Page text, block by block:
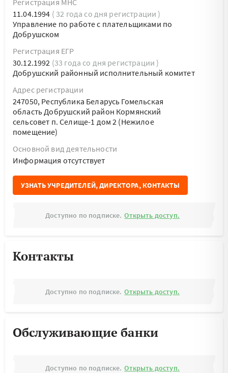
Регистрация МНС
11.04.1994 ( 32 года со дня регистрации )
Управление по работе с плательщиками по
Добрушском
Регистрация ЕГР
30.12.1992 (33 года со дня регистрации )
Добрушский районный исполнительный комитет
Адрес регистрации
247050, Республика Беларусь Гомельская
область Добрушский район Кормянский
сельсовет п. Селище-1 дом 2 (Нежилое
помещение)
Основной вид деятельности
Информация отсутствует
УЗНАТЬ УЧРЕДИТЕЛЕЙ, ДИРЕКТОРА, КОНТАКТЫ
Доступно по подписке. Открыть доступ.
Контакты
Доступно по подписке. Открыть доступ.
Обслуживающие банки
Доступно по подписке. Открыть доступ.